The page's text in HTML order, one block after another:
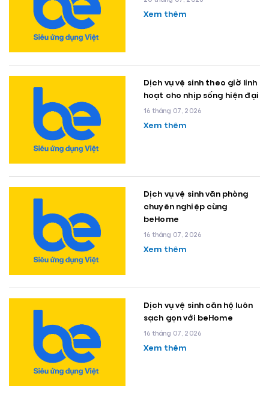
Xem thêm
Dịch vụ vệ sinh theo giờ linh
hoạt cho nhịp sống hiện đại
16 tháng 07, 2026
Xem thêm
Dịch vụ vệ sinh văn phòng
chuyên nghiệp cùng
beHome
16 tháng 07, 2026
Xem thêm
Dịch vụ vệ sinh căn hộ luôn
sạch gọn với beHome
16 tháng 07, 2026
Xem thêm